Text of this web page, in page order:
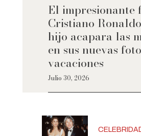
El impresionante
Cristiano
hijo acapara las
en sus nuevas
vacaciones
Julio 30, 2026